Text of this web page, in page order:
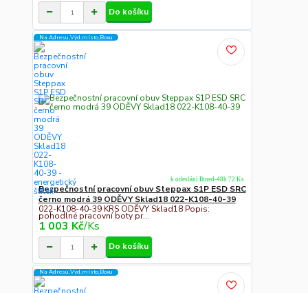
Do košíku
Na Adresu,Výd.místo,Boxu
Bezpečnostní pracovní obuv Steppax S1P ESD SRC
černo modrá 39 ODĚVY Sklad18 022-K108-40-39
022-K108-40-39 KRS ODĚVY Sklad18 Popis:
pohodlné pracovní boty pr...
1 003 Kč/Ks
k odeslání Ihned-48h 72 Ks
Do košíku
Na Adresu,Výd.místo,Boxu